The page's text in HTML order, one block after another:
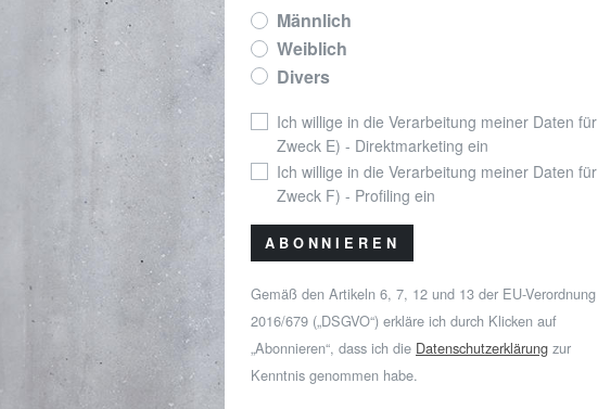
Männlich
Weiblich
Divers
Ich willige in die Verarbeitung meiner Daten für
Zweck E) - Direktmarketing ein
Ich willige in die Verarbeitung meiner Daten für
Zweck F) - Profiling ein
ABONNIEREN
Gemäß den Artikeln 6, 7, 12 und 13 der EU-Verordnung
2016/679 („DSGVO“) erkläre ich durch Klicken auf
„Abonnieren“, dass ich die Datenschutzerklärung zur
Kenntnis genommen habe.